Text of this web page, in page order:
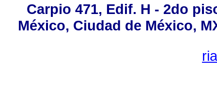
Carpio 471, Edif. H - 2do
México, Ciudad de México,